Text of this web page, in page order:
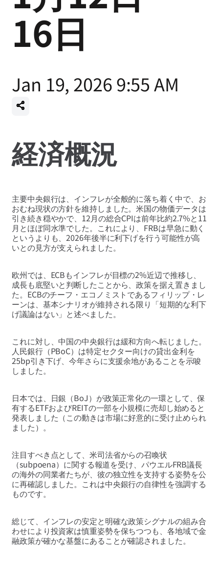
16日
Jan 19, 2026 9:55 AM
経済概況
主要中央銀行は、インフレが全般的に落ち着く中で、お
おむね現状の方針を維持しました。米国の物価データは
引き続き穏やかで、12月の総合CPIは前年比約2.7%と11
月とほぼ同水準でした。これにより、FRBは早急に動く
というよりも、2026年後半に利下げを行う可能性が高
いとの見方が支えられました。
欧州では、ECBもインフレが目標の2%近辺で推移し、
成長も底堅いと判断したことから、政策を据え置きまし
た。ECBのチーフ・エコノミストであるフィリップ・レ
ーンは、基本シナリオが維持される限り「短期的な利下
げ議論はない」と述べました。
これに対し、中国の中央銀行は緩和方向へ転じました。
人民銀行（PBoC）は特定セクター向けの貸出金利を
25bp引き下げ、今年さらに支援余地があることを示唆
しました。
日本では、日銀（BoJ）が政策正常化の一環として、保
有するETFおよびREITの一部を小規模に売却し始めると
発表しました（この動きは市場に好意的に受け止められ
ました）。
注目すべき点として、米司法省からの召喚状
（subpoena）に関する報道を受け、パウエルFRB議長
の海外の同業者たちが、彼の独立性を支持する姿勢を公
に再確認しました。これは中央銀行の自律性を強調する
ものです。
総じて、インフレの安定と明確な政策シグナルの組み合
わせにより投資家は慎重姿勢を保ちつつも、各地域で金
融政策が確かな基盤にあることが確認されました。